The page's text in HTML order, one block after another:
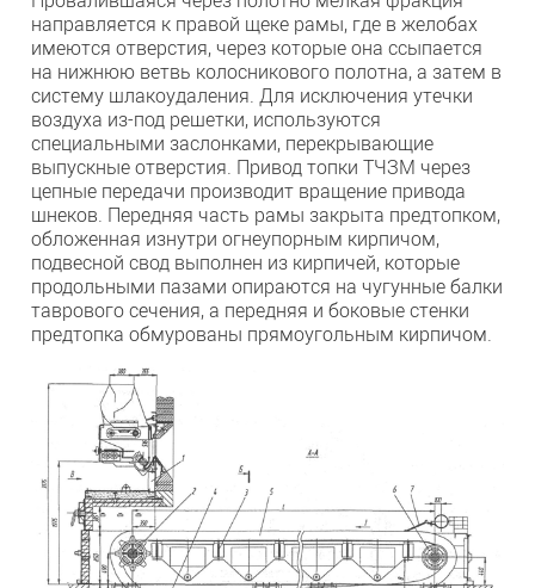
направляется к правой щеке рамы, где в желобах
имеются отверстия, через которые она ссыпается
на нижнюю ветвь колосникового полотна, а затем в
систему шлакоудаления. Для исключения утечки
воздуха из-под решетки, используются
специальными заслонками, перекрывающие
выпускные отверстия. Привод топки ТЧЗМ через
цепные передачи производит вращение привода
шнеков. Передняя часть рамы закрыта предтопком,
обложенная изнутри огнеупорным кирпичом,
подвесной свод выполнен из кирпичей, которые
продольными пазами опираются на чугунные балки
таврового сечения, а передняя и боковые стенки
предтопка обмурованы прямоугольным кирпичом.